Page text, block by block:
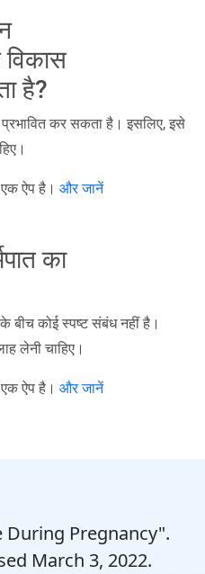
है?
कर सकता है। इसलिए, इसे
एक ऐप है। और जानें
का
बीच कोई स्पष्ट संबंध नहीं है।
लेनी चाहिए।
एक ऐप है। और जानें
During Pregnancy".
March 3, 2022.